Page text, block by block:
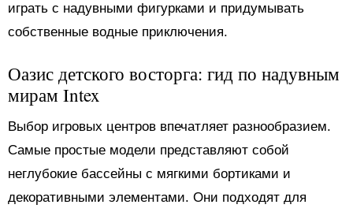
играть с надувными фигурками и придумывать
собственные водные приключения.
Оазис детского восторга: гид по надувным
мирам Intex
Выбор игровых центров впечатляет разнообразием.
Самые простые модели представляют собой
неглубокие бассейны с мягкими бортиками и
декоративными элементами. Они подходят для